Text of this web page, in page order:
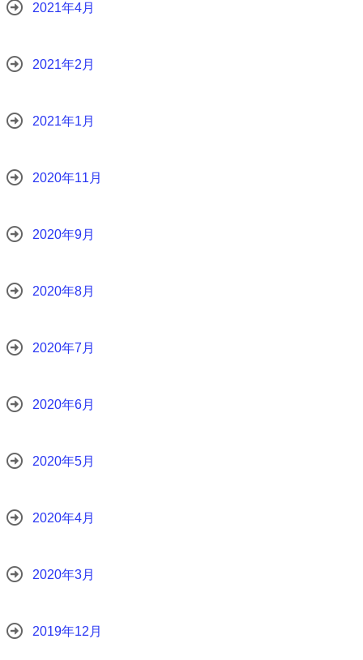
2021年4月
2021年2月
2021年1月
2020年11月
2020年9月
2020年8月
2020年7月
2020年6月
2020年5月
2020年4月
2020年3月
2019年12月